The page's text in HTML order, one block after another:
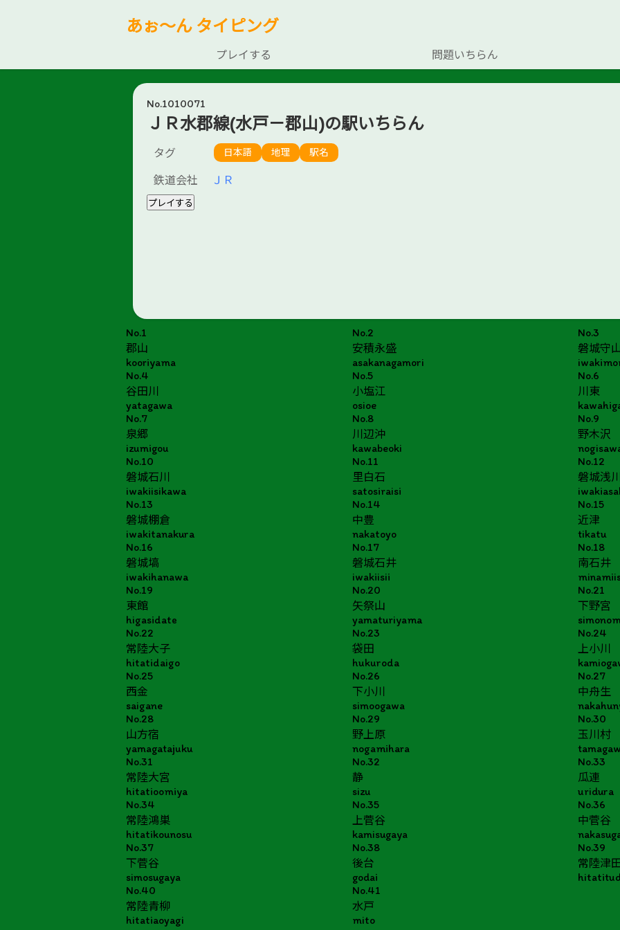
あぉ～ん タイピング
プレイする 問題いちらん
No.1010071
ＪＲ水郡線(水戸－郡山)の駅いちらん
タグ 日本語 地理 駅名
鉄道会社 ＪＲ
プレイする
No.1
郡山
kooriyama
No.2
安積永盛
asakanagamori
No.3
磐城守
No.4
谷田川
yatagawa
No.5
小塩江
osioe
No.6
川東
No.7
泉郷
izumigou
No.8
川辺沖
kawabeoki
No.9
野木沢
No.10
磐城石川
iwakiisikawa
No.11
里白石
satosiraisi
No.12
磐城浅川
No.13
磐城棚倉
iwakitanakura
No.14
中豊
nakatoyo
No.15
近津
tikatu
No.16
磐城塙
iwakihanawa
No.17
磐城石井
iwakiisii
No.18
南石井
No.19
東館
higasidate
No.20
矢祭山
yamaturiyama
No.21
下野宮
No.22
常陸大子
hitatidaigo
No.23
袋田
hukuroda
No.24
上小川
No.25
西金
saigane
No.26
下小川
simoogawa
No.27
中舟生
No.28
山方宿
yamagatajuku
No.29
野上原
nogamihara
No.30
玉川村
No.31
常陸大宮
hitatioomiya
No.32
静
sizu
No.33
瓜連
uridura
No.34
常陸鴻巣
hitatikounosu
No.35
上菅谷
kamisugaya
No.36
中菅谷
No.37
下菅谷
simosugaya
No.38
後台
godai
No.39
常陸津
No.40
常陸青柳
hitatiaoyagi
No.41
水戸
mito